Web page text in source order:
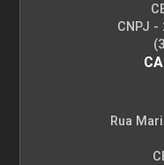
CNPJ -
Rua